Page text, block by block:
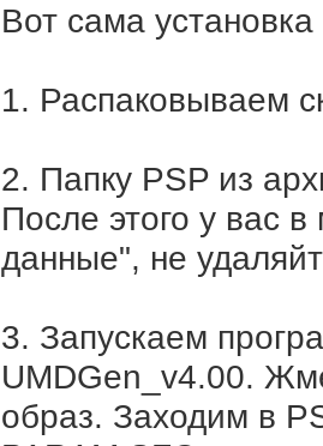
Вот сама
1. Распаковываем
2. Папку PSP из
После этого у вас
данные", не
3. Запускаем
UMDGen_v4.00.
образ. Заходим в